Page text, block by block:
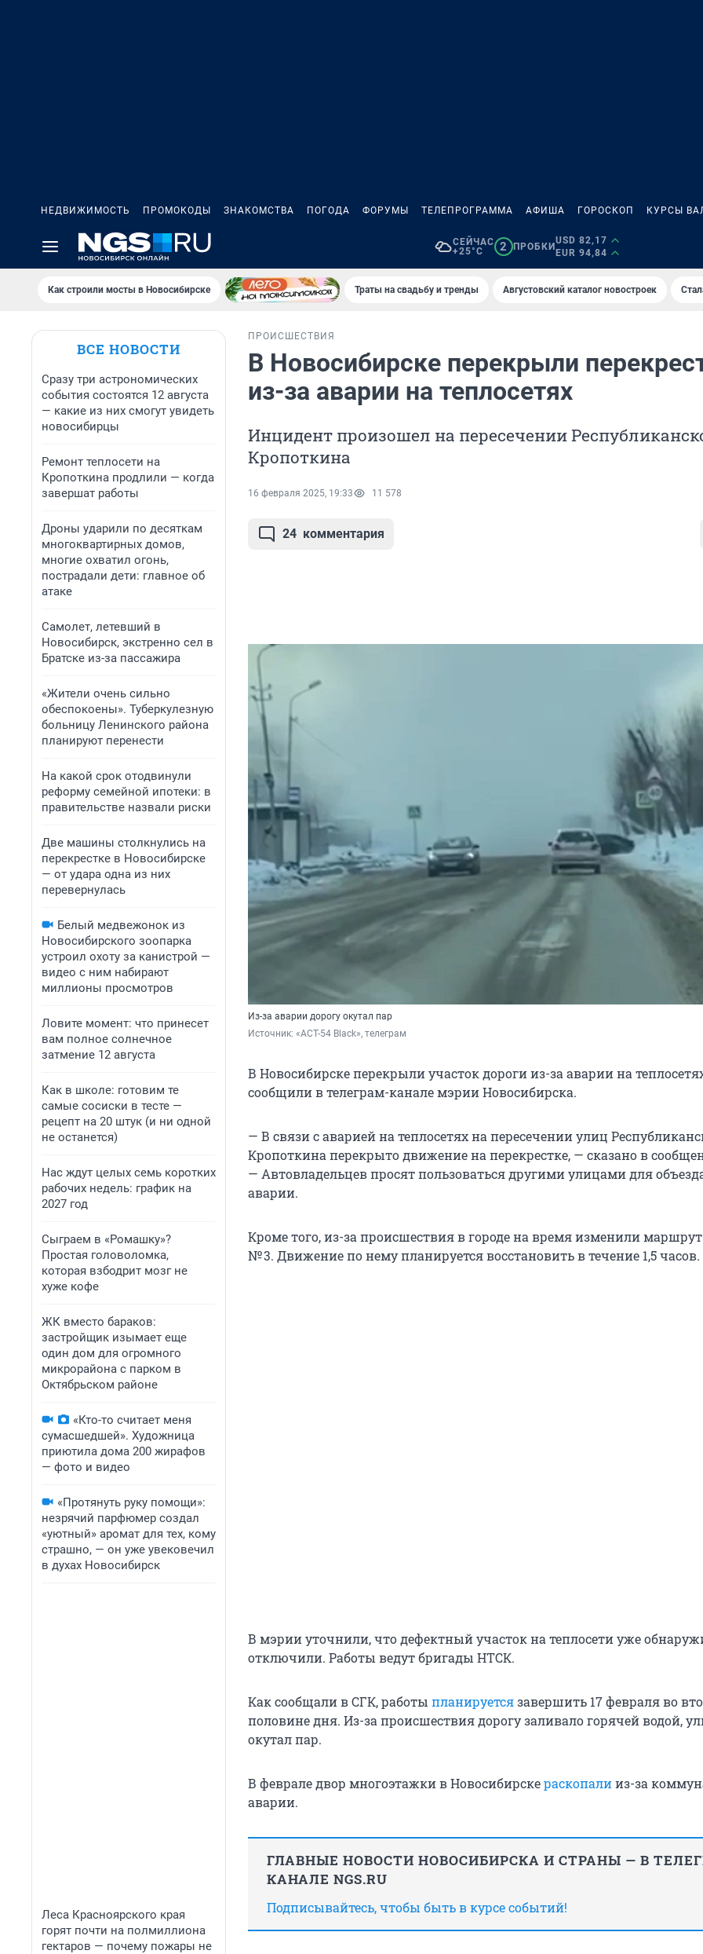
НЕДВИЖИМОСТЬ ПРОМОКОДЫ ЗНАКОМСТВА ПОГОДА ФОРУМЫ ТЕЛЕПРОГРАММА АФИША ГОРОСКОП КУРСЫ
СЕЙЧАС
+25°C
2 ПРОБКИ
USD 82,17
EUR 94,84
Как строили мосты в Новосибирске Траты на свадьбу и тренды Августовский каталог новостроек
ВСЕ НОВОСТИ
Сразу три астрономических
события состоятся 12 августа
— какие из них смогут увидеть
новосибирцы
Ремонт теплосети на
Кропоткина продлили — когда
завершат работы
Дроны ударили по десяткам
многоквартирных домов,
многие охватил огонь,
пострадали дети: главное об
атаке
Самолет, летевший в
Новосибирск, экстренно сел в
Братске из-за пассажира
«Жители очень сильно
обеспокоены». Туберкулезную
больницу Ленинского района
планируют перенести
На какой срок отодвинули
реформу семейной ипотеки: в
правительстве назвали риски
Две машины столкнулись на
перекрестке в Новосибирске
— от удара одна из них
перевернулась
Белый медвежонок из
Новосибирского зоопарка
устроил охоту за канистрой —
видео с ним набирают
миллионы просмотров
Ловите момент: что принесет
вам полное солнечное
затмение 12 августа
Как в школе: готовим те
самые сосиски в тесте —
рецепт на 20 штук (и ни одной
не останется)
Нас ждут целых семь коротких
рабочих недель: график на
2027 год
Сыграем в «Ромашку»?
Простая головоломка,
которая взбодрит мозг не
хуже кофе
ЖК вместо бараков:
застройщик изымает еще
один дом для огромного
микрорайона с парком в
Октябрьском районе
«Кто-то считает меня
сумасшедшей». Художница
приютила дома 200 жирафов
— фото и видео
«Протянуть руку помощи»:
незрячий парфюмер создал
«уютный» аромат для тех, кому
страшно, — он уже увековечил
в духах Новосибирск
Леса Красноярского края
горят почти на полмиллиона
гектаров — почему пожары не
ПРОИСШЕСТВИЯ
В Новосибирске перекрыли
из-за аварии на теплосетях
Инцидент произошел на пересечении
Кропоткина
16 февраля 2025, 19:33 11 578
24 комментария
Из-за аварии дорогу окутал пар
Источник: «АСТ-54 Black», телеграм
В Новосибирске перекрыли участок дороги из-за аварии на
сообщили в телеграм-канале мэрии Новосибирска.
— В связи с аварией на теплосетях на пересечении улиц
Кропоткина перекрыто движение на перекрестке, — сказано в
— Автовладельцев просят пользоваться другими улицами для
аварии.
Кроме того, из-за происшествия в городе на время изменили маршрут
№ 3. Движение по нему планируется восстановить в течение 1,5 часов.
В мэрии уточнили, что дефектный участок на теплосети уже
отключили. Работы ведут бригады НТСК.
Как сообщали в СГК, работы планируетсязавершить 17 февраля во
половине дня. Из-за происшествия дорогу заливало горячей водой,
окутал пар.
В феврале двор многоэтажки в Новосибирскераскопалииз-за
аварии.
ГЛАВНЫЕ НОВОСТИ НОВОСИБИРСКА И СТРАНЫ — В
КАНАЛЕ NGS.RU
Подписывайтесь, чтобы быть в курсе событий!